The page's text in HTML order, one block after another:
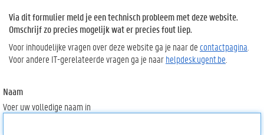
Via dit formulier meld je een technisch probleem met deze website.
Omschrijf zo precies mogelijk wat er precies fout liep.
Voor inhoudelijke vragen over deze website ga je naar de contactpagina
Voor andere IT-gerelateerde vragen ga je naarhelpdesk.ugent.be
Naam
Voer uw volledige naam in